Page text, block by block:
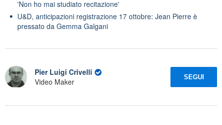
'Non ho mai studiato recitazione'
U&D, anticipazioni registrazione 17 ottobre: Jean Pierre è
pressato da Gemma Galgani
Pier Luigi Crivelli
Video Maker
SEGUI